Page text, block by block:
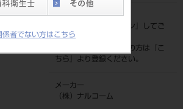
係者でない方はこちら
標準価格
ログイン
』してご
覧ください。
ネット会員登録がまだの方は『
こ
ちら
』より登録ください。
メーカー
（株）ナルコーム